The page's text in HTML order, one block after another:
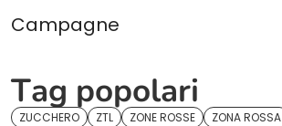
Campagne
Tag popolari
ZUCCHERO ZTL ZONE ROSSE ZONA ROSSA